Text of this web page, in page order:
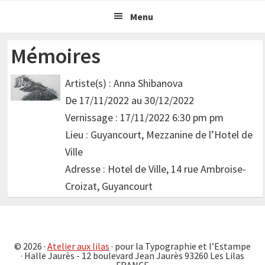
navigation
principale
contenu
principal
Menu
Mémoires
Artiste(s) : Anna Shibanova
De 17/11/2022 au 30/12/2022
Vernissage : 17/11/2022 6:30 pm pm
Lieu : Guyancourt, Mezzanine de l’Hotel de
Ville
Adresse : Hotel de Ville, 14 rue Ambroise-
Croizat, Guyancourt
© 2026 · Atelier aux lilas · pour la Typographie et l’Estampe
· Halle Jaurès - 12 boulevard Jean Jaurès 93260 Les Lilas